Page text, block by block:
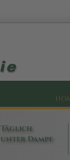
Täglich
unter Dampf